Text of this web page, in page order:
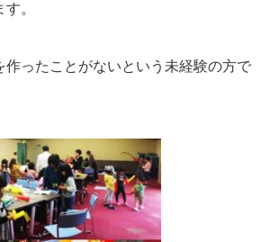
。
作ったことがないという未経験の方で